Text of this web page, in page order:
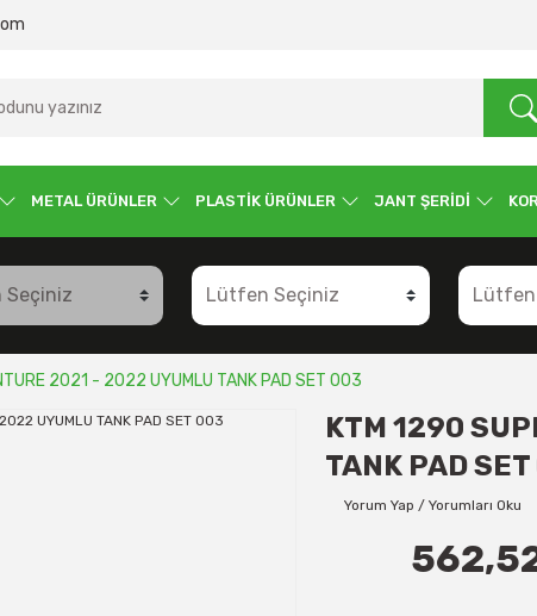
METAL ÜRÜNLER PLASTİK ÜRÜNLER JANT ŞERİDİ
2021 - 2022 UYUMLU TANK PAD SET 003
KTM 1290
TANK PAD
Yorum Yap / Yorumları Oku